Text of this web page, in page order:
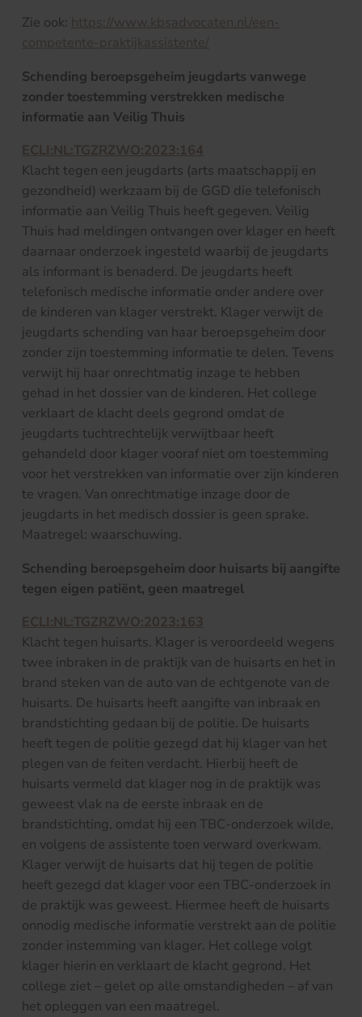
Zie ook: https://www.kbsadvocaten.nl/een-
competente-praktijkassistente/
Schending beroepsgeheim jeugdarts vanwege
zonder toestemming verstrekken medische
informatie aan Veilig Thuis
ECLI:NL:TGZRZWO:2023:164
Klacht tegen een jeugdarts (arts maatschappij en
gezondheid) werkzaam bij de GGD die telefonisch
informatie aan Veilig Thuis heeft gegeven. Veilig
Thuis had meldingen ontvangen over klager en heeft
daarnaar onderzoek ingesteld waarbij de jeugdarts
als informant is benaderd. De jeugdarts heeft
telefonisch medische informatie onder andere over
de kinderen van klager verstrekt. Klager verwijt de
jeugdarts schending van haar beroepsgeheim door
zonder zijn toestemming informatie te delen. Tevens
verwijt hij haar onrechtmatig inzage te hebben
gehad in het dossier van de kinderen. Het college
verklaart de klacht deels gegrond omdat de
jeugdarts tuchtrechtelijk verwijtbaar heeft
gehandeld door klager vooraf niet om toestemming
voor het verstrekken van informatie over zijn kinderen
te vragen. Van onrechtmatige inzage door de
jeugdarts in het medisch dossier is geen sprake.
Maatregel: waarschuwing.
Schending beroepsgeheim door huisarts bij aangifte
tegen eigen patiënt, geen maatregel
ECLI:NL:TGZRZWO:2023:163
Klacht tegen huisarts. Klager is veroordeeld wegens
twee inbraken in de praktijk van de huisarts en het in
brand steken van de auto van de echtgenote van de
huisarts. De huisarts heeft aangifte van inbraak en
brandstichting gedaan bij de politie. De huisarts
heeft tegen de politie gezegd dat hij klager van het
plegen van de feiten verdacht. Hierbij heeft de
huisarts vermeld dat klager nog in de praktijk was
geweest vlak na de eerste inbraak en de
brandstichting, omdat hij een TBC-onderzoek wilde,
en volgens de assistente toen verward overkwam.
Klager verwijt de huisarts dat hij tegen de politie
heeft gezegd dat klager voor een TBC-onderzoek in
de praktijk was geweest. Hiermee heeft de huisarts
onnodig medische informatie verstrekt aan de politie
zonder instemming van klager. Het college volgt
klager hierin en verklaart de klacht gegrond. Het
college ziet – gelet op alle omstandigheden – af van
het opleggen van een maatregel.